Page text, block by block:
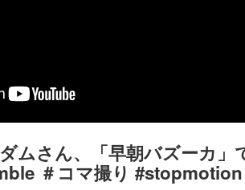
ムさん、「早朝バズーカ
＃コマ撮り